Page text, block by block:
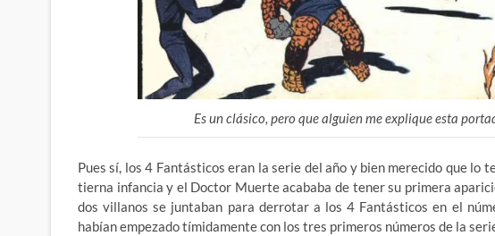
Es un clásico, pero que alguien me explique esta
Pues sí, los 4 Fantásticos eran la serie del año y bien merecido que lo
tierna infancia y el Doctor Muerte acababa de tener su primera
dos villanos se juntaban para derrotar a los 4 Fantásticos en el
habían empezado tímidamente con los tres primeros números de la